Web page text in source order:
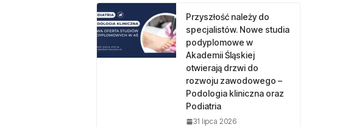
Przyszłość należy do
specjalistów. Nowe studia
podyplomowe w
Akademii Śląskiej
otwierają drzwi do
rozwoju zawodowego –
Podologia kliniczna oraz
Podiatria
31 lipca 2026